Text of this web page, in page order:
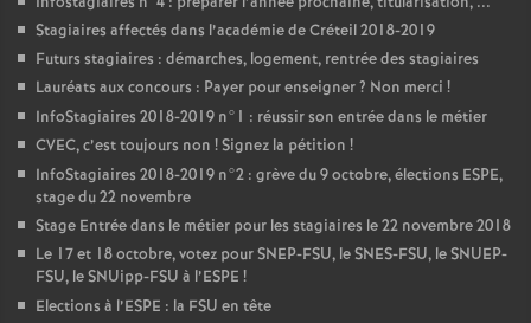
Stagiaires affectés dans l’académie de Créteil 2018-2019
Futurs stagiaires : démarches, logement, rentrée des stagiaires
Lauréats aux concours : Payer pour enseigner? Non merci !
InfoStagiaires 2018-2019 n°1 : réussir son entrée dans le métier
CVEC, c’est toujours non ! Signez la pétition !
InfoStagiaires 2018-2019 n°2 : grève du 9 octobre, élections ESPE,
stage du 22 novembre
Stage Entrée dans le métier pour les stagiaires le 22 novembre 2018
Le 17 et 18 octobre, votez pourSNEP-FSU, leSNES-FSU, leSNUEP-
FSU, le SNUipp-FSU à l’ESPE !
Elections à l’ESPE : la FSU en tête